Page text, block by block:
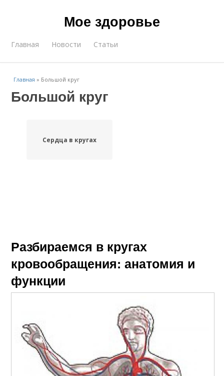
Мое здоровье
Главная Новости Статьи
Главная » Большой круг
Большой круг
Сердца в кругах
Разбираемся в кругах
кровообращения: анатомия и
функции